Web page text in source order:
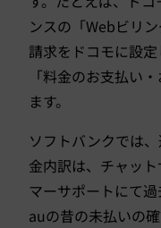
ンスの「Webビリ
請求をドコモに設
「料金のお支払い
ます。
ソフトバンクでは
金内訳は、チャッ
マーサポートにて過
auの昔の未払いの